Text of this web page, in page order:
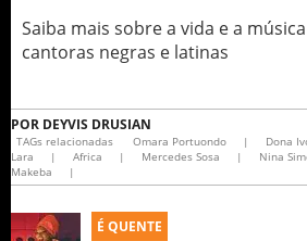
Saiba mais sobre a vida e a
cantoras negras e latinas
POR DEYVIS DRUSIAN
TAGs relacionadas Omara Portuondo |
Dona
Lara
| Africa | Mercedes Sosa | Nina
Makeba
|
É QUENTE